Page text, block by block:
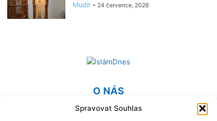
Spravovat Souhlas
Mudir - 24 července, 2026
O NÁS
Provozovatel webu Islámská nadace v Praze. Blatská 1491